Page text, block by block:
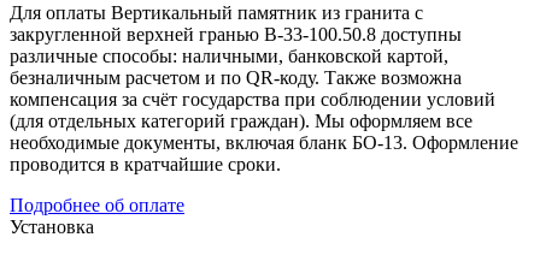
Для оплаты Вертикальный памятник из гранита с
закругленной верхней гранью В-33-100.50.8 доступны
различные способы: наличными, банковской картой,
безналичным расчетом и по QR-коду. Также возможна
компенсация за счёт государства при соблюдении условий
(для отдельных категорий граждан). Мы оформляем все
необходимые документы, включая бланк БО-13. Оформление
проводится в кратчайшие сроки.
Подробнее об оплате
Установка